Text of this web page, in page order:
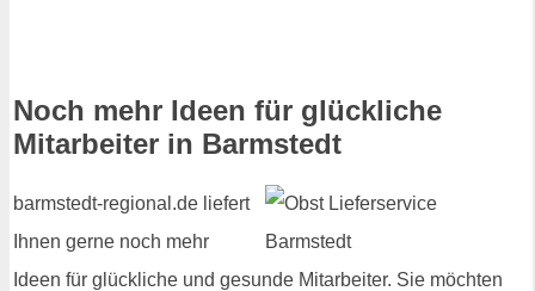
Noch mehr Ideen für glückliche
Mitarbeiter in Barmstedt
barmstedt-regional.de liefert
Ihnen gerne noch mehr
Ideen für glückliche und gesunde Mitarbeiter. Sie möchten